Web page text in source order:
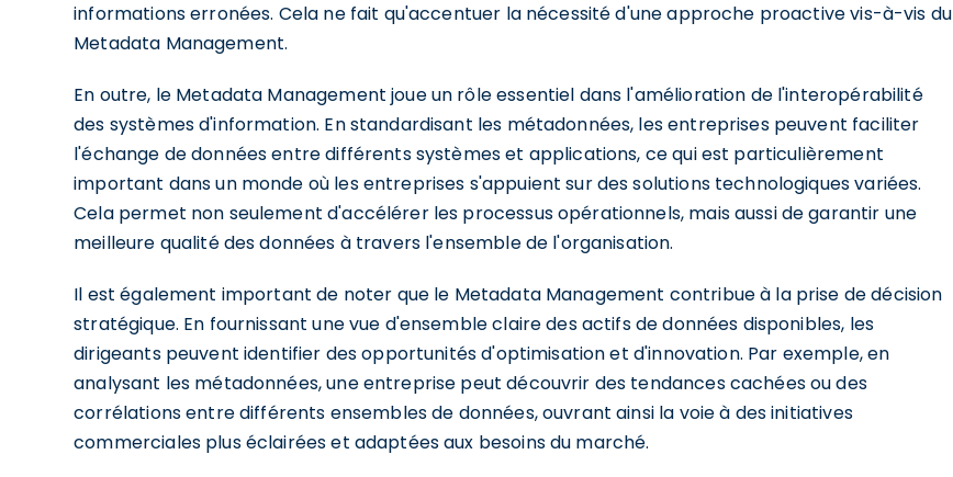
informations erronées. Cela ne fait qu'accentuer la nécessité d'une approche proactive vis-à-vis du
Metadata Management.
En outre, le Metadata Management joue un rôle essentiel dans l'amélioration de l'interopérabilité
des systèmes d'information. En standardisant les métadonnées, les entreprises peuvent faciliter
l'échange de données entre différents systèmes et applications, ce qui est particulièrement
important dans un monde où les entreprises s'appuient sur des solutions technologiques variées.
Cela permet non seulement d'accélérer les processus opérationnels, mais aussi de garantir une
meilleure qualité des données à travers l'ensemble de l'organisation.
Il est également important de noter que le Metadata Management contribue à la prise de décision
stratégique. En fournissant une vue d'ensemble claire des actifs de données disponibles, les
dirigeants peuvent identifier des opportunités d'optimisation et d'innovation. Par exemple, en
analysant les métadonnées, une entreprise peut découvrir des tendances cachées ou des
corrélations entre différents ensembles de données, ouvrant ainsi la voie à des initiatives
commerciales plus éclairées et adaptées aux besoins du marché.